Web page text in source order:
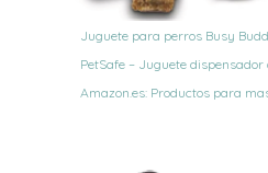
Juguete para perros Busy
PetSafe – Juguete dispensador
Amazon.es: Productos para